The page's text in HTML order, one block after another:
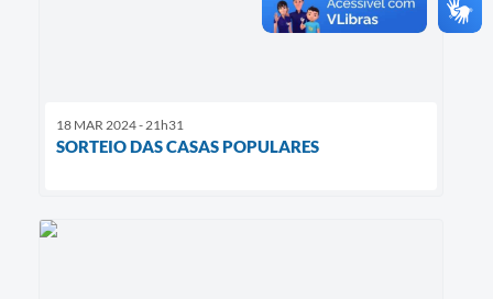
18 MAR 2024 - 21h31
SORTEIO DAS CASAS POPULARES